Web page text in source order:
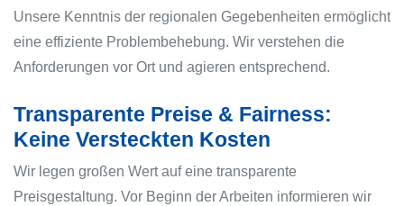
Unsere Kenntnis der regionalen Gegebenheiten ermöglicht
eine effiziente Problembehebung. Wir verstehen die
Anforderungen vor Ort und agieren entsprechend.
Transparente Preise & Fairness:
Keine Versteckten Kosten
Wir legen großen Wert auf eine transparente
Preisgestaltung. Vor Beginn der Arbeiten informieren wir